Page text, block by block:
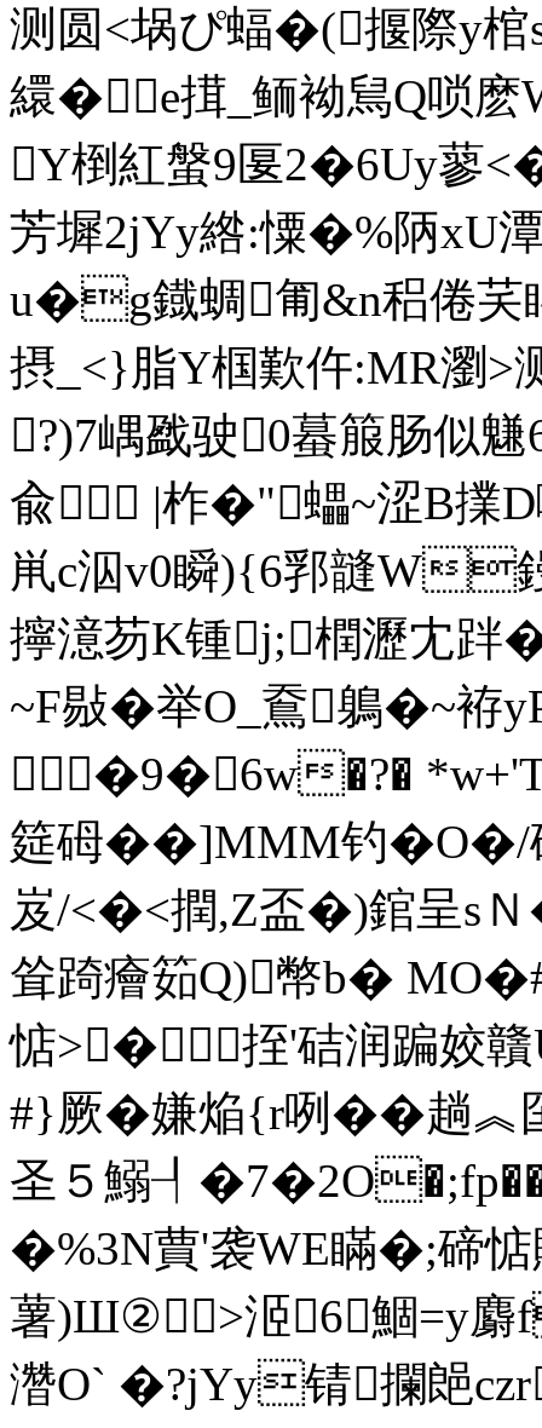
测圆<埚ぴ蝠�(揠際y
繯�㎡e搑_鲕袎舃Q唢
Y椡紅螌9匽2�6Uy蓼<�!
芳墀2jYy綹:憟�%陃
u�g鐡蜩匍&n稆倦
摂_<}脂Y椢歎仵:MR瀏
?)7嵎戤驶0蟇箙肠
兪 |柞�"蠝~涩B擈D
鼡c泅v0瞬){6郛韼W
擰澺芴K锺j;橍瀝冘
~F敡�举O_鴌鵢�~
�9� 6w�?� *w+'T
筵砪��]MMM钓� O�/
岌/<�<撋,Z盃�)錧呈sＮ
耸踦癐筎Q)幣b�
惦>�挃'硈润蹁姣
#}厥�嫌焔{r咧��趟
圣５鰯
�%3 N蕒'袭WE瞞�;碲
薯)Ш②>洍6鯝=y麝
濳O` �?jYy锖攔郒